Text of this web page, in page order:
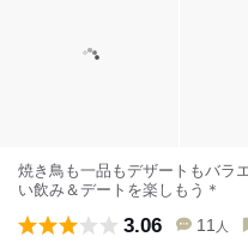
焼き鳥も一品もデザートもバラ
い飲み＆デートを楽しもう＊
3.06 11 人